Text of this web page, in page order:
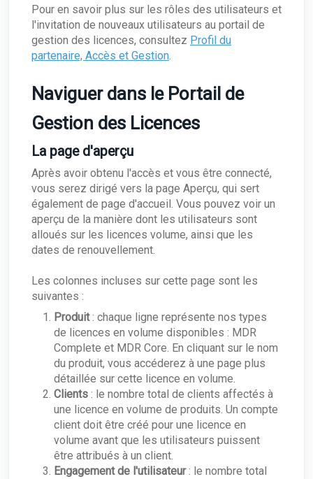
Pour en savoir plus sur les rôles des utilisateurs et
l'invitation de nouveaux utilisateurs au portail de
gestion des licences, consultez Profil du
partenaire, Accès et Gestion.
Naviguer dans le Portail de
Gestion des Licences
La page d'aperçu
Après avoir obtenu l'accès et vous être connecté,
vous serez dirigé vers la page Aperçu, qui sert
également de page d'accueil. Vous pouvez voir un
aperçu de la manière dont les utilisateurs sont
alloués sur les licences volume, ainsi que les
dates de renouvellement.
Les colonnes incluses sur cette page sont les
suivantes :
Produit: chaque ligne représente nos types
de licences en volume disponibles : MDR
Complete et MDR Core. En cliquant sur le nom
du produit, vous accéderez à une page plus
détaillée sur cette licence en volume.
Clients : le nombre total de clients affectés à
une licence en volume de produits. Un compte
client doit être créé pour une licence en
volume avant que les utilisateurs puissent
être attribués à un client.
Engagement de l'utilisateur: le nombre total